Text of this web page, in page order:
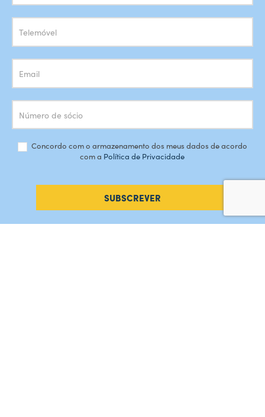
Newsletter
Concordo com o armazenamento dos meus dados de acordo
com a Política de Privacidade
SUBSCREVER